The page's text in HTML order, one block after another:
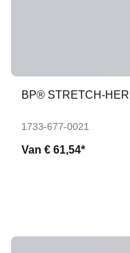
BP® STRETCH-
1733-677-0021
Van € 61,54*